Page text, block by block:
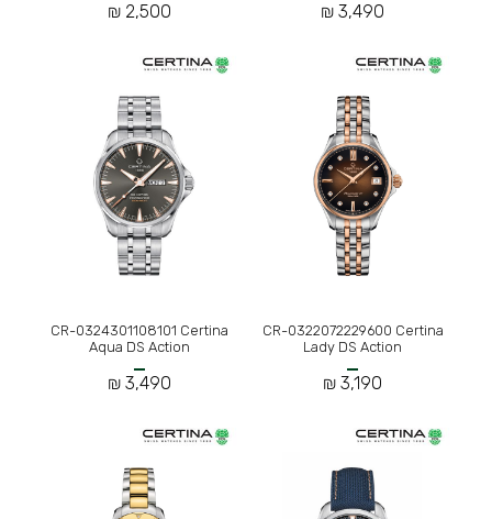
3,490 ₪
2,500 ₪
CR-0322072229600 Certina
Lady DS Action
3,190 ₪
CR-0324301108101 Certina
Aqua DS Action
3,490 ₪